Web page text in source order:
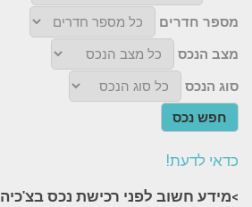
מספר חדרים
מצב הנכס
סוג הנכס
חפש נכס
כדאי לדעת!
>מידע חשוב לפני רכישת נכס בצ'כיה​